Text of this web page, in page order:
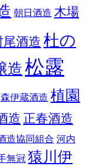
朝日酒造 木場
尾酒造 杜の
造 松露
森伊蔵酒造 植園
造 正春酒造
造協同組合 河内
無冠 猿川伊